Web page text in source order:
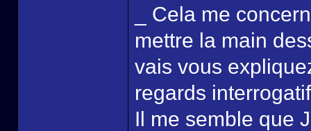
_ Cela me
mettre la main
vais vous
regards
Il me semble que